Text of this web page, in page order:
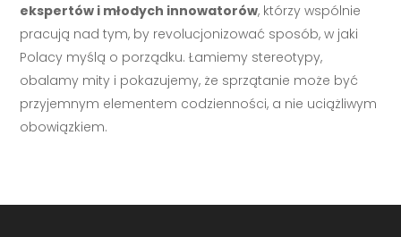
ekspertów i młodych innowatorów, którzy wspólnie
pracują nad tym, by revolucjonizować sposób, w jaki
Polacy myślą o porządku. Łamiemy stereotypy,
obalamy mity i pokazujemy, że sprzątanie może być
przyjemnym elementem codzienności, a nie uciążliwym
obowiązkiem.